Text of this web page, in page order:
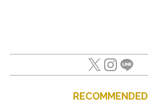
RECOMMENDED